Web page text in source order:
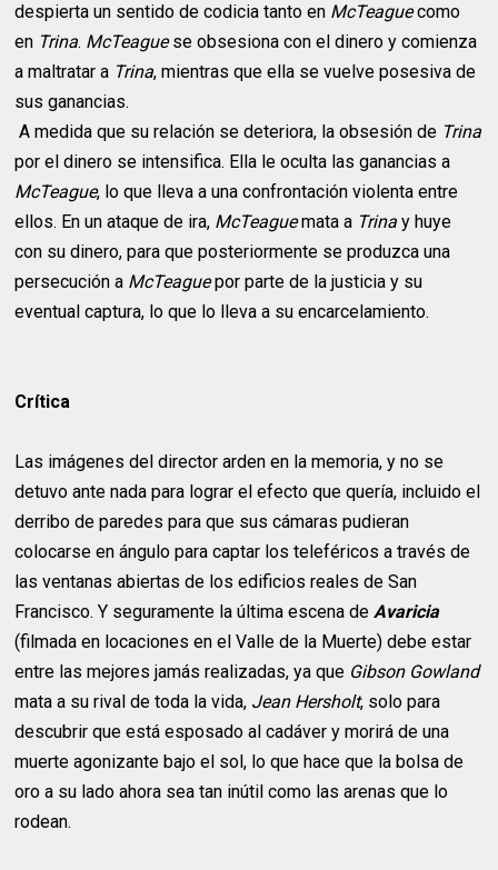
despierta un sentido de codicia tanto en McTeaguecomo
en Trina. McTeaguese obsesiona con el dinero y comienza
a maltratar a Trina, mientras que ella se vuelve posesiva de
sus ganancias.
A medida que su relación se deteriora, la obsesión de Trina
por el dinero se intensifica. Ella le oculta las ganancias a
McTeague, lo que lleva a una confrontación violenta entre
ellos. En un ataque de ira, McTeaguemata a Trina y huye
con su dinero, para que posteriormente se produzca una
persecución a McTeaguepor parte de la justicia y su
eventual captura, lo que lo lleva a su encarcelamiento.
Crítica
Las imágenes del director arden en la memoria, y no se
detuvo ante nada para lograr el efecto que quería, incluido el
derribo de paredes para que sus cámaras pudieran
colocarse en ángulo para captar los teleféricos a través de
las ventanas abiertas de los edificios reales de San
Francisco. Y seguramente la última escena deAvaricia
(filmada en locaciones en el Valle de la Muerte) debe estar
entre las mejores jamás realizadas, ya que Gibson Gowland
mata a su rival de toda la vida, Jean Hersholt, solo para
descubrir que está esposado al cadáver y morirá de una
muerte agonizante bajo el sol, lo que hace que la bolsa de
oro a su lado ahora sea tan inútil como las arenas que lo
rodean.